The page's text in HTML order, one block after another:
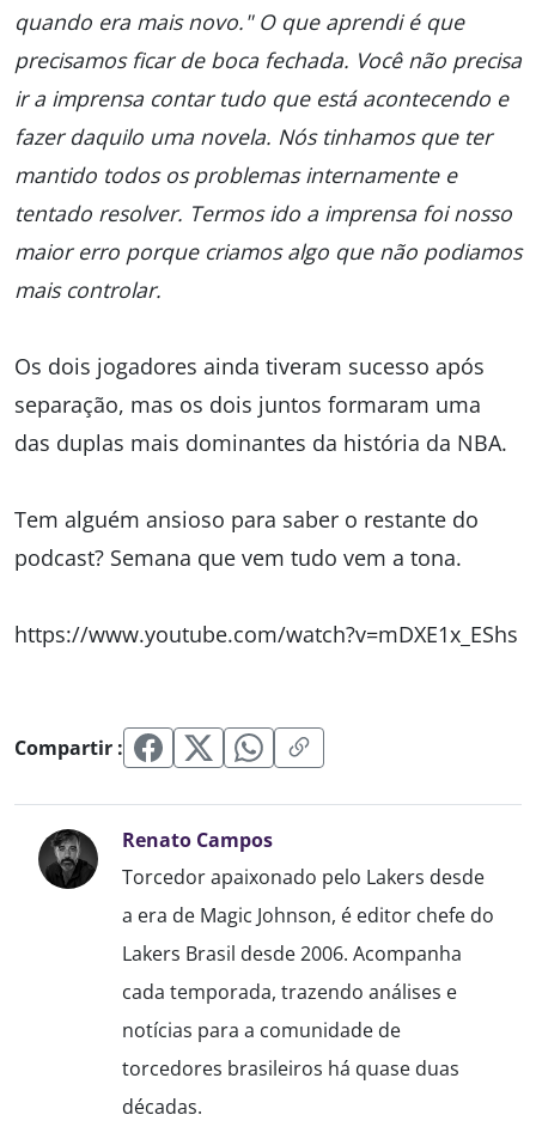
quando era mais novo." O que aprendi é que
precisamos ficar de boca fechada. Você não precisa
ir a imprensa contar tudo que está acontecendo e
fazer daquilo uma novela. Nós tinhamos que ter
mantido todos os problemas internamente e
tentado resolver. Termos ido a imprensa foi nosso
maior erro porque criamos algo que não podiamos
mais controlar.
Os dois jogadores ainda tiveram sucesso após
separação, mas os dois juntos formaram uma
das duplas mais dominantes da história da NBA.
Tem alguém ansioso para saber o restante do
podcast? Semana que vem tudo vem a tona.
https://www.youtube.com/watch?v=mDXE1x_EShs
Compartir :
Renato Campos
Torcedor apaixonado pelo Lakers desde
a era de Magic Johnson, é editor chefe do
Lakers Brasil desde 2006. Acompanha
cada temporada, trazendo análises e
notícias para a comunidade de
torcedores brasileiros há quase duas
décadas.